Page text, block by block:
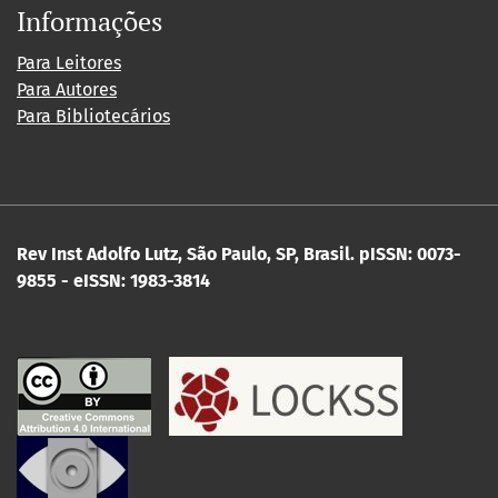
Informações
Para Leitores
Para Autores
Para Bibliotecários
Rev Inst Adolfo Lutz, São Paulo, SP, Brasil. pISSN: 0073-
9855 - eISSN: 1983-3814